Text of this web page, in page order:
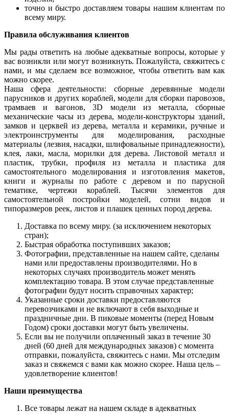
точно и быстро доставляем товары нашим клиентам по
всему миру.
Правила обслуживания клиентов
Мы рады ответить на любые адекватные вопросы, которые у
вас возникли или могут возникнуть. Пожалуйста, свяжитесь с
нами, и мы сделаем все возможное, чтобы ответить вам как
можно скорее.
Наша сфера деятельности: сборные деревянные модели
парусников и других кораблей, модели для сборки паровозов,
трамваев и вагонов, 3D модели из металла, сборные
механические часы из дерева, модели-конструкторы зданий,
замков и церквей из дерева, металла и керамики, ручные и
электроинструменты для моделирования, расходные
материалы (лезвия, насадки, шлифовальные принадлежности),
клея, лаки, масла, морилки для дерева. Листовой металл и
пластик, трубки, профиля из металла и пластика для
самостоятельного моделирования и изготовления макетов,
книги и журналы по работе с деревом и по парусной
тематике, чертежи кораблей. Тысячи элементов для
самостоятельной постройки моделей, сотни видов и
типоразмеров реек, листов и плашек ценных пород дерева.
Доставка по всему миру. (за исключением некоторых
стран);
Быстрая обработка поступивших заказов;
Фотографии, представленные на нашем сайте, сделаны
нами или предоставлены производителями. Но в
некоторых случаях производитель может менять
комплектацию товара. В этом случае представленные
фотографии будут носить справочных характер;
Указанные сроки доставки предоставляются
перевозчиками и не включают в себя выходные и
праздничные дни. В пиковые моменты (перед Новым
Годом) сроки доставки могут быть увеличены.
Если вы не получили оплаченный заказ в течение 30
дней (60 дней для международных заказов) с момента
отправки, пожалуйста, свяжитесь с нами. Мы отследим
заказ и свяжемся с вами как можно скорее. Наша цель –
удовлетворение клиентов!
Наши преимущества
Все товары лежат на нашем складе в адекватных